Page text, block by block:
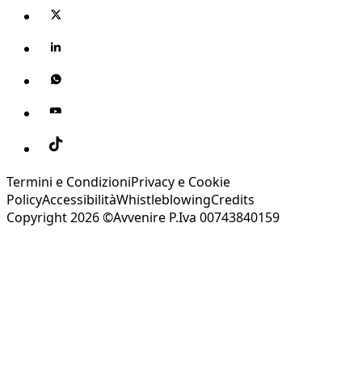
Termini e CondizioniPrivacy e Cookie
PolicyAccessibilitàWhistleblowingCredits
Copyright 2026 ©Avvenire P.Iva 00743840159